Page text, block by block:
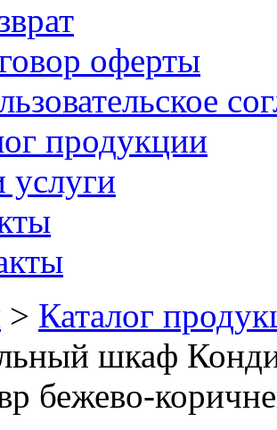
оферты
продукции
> Каталог
шкаф
бежево-